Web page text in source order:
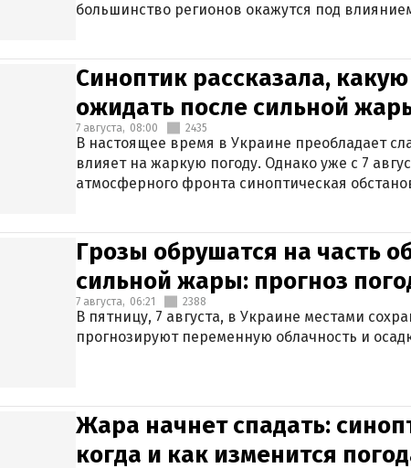
большинство регионов окажутся под
Синоптик рассказала,
ожидать после сильной
7 августа, 08:00 2435
В настоящее время в Украине преобладает
влияет на жаркую погоду. Однако уже с 7
атмосферного фронта синоптическая
Грозы обрушатся на часть
сильной жары: прогноз
7 августа, 06:21 2388
В пятницу, 7 августа, в Украине местами
прогнозируют переменную облачность и
Жара начнет спадать:
когда и как изменится